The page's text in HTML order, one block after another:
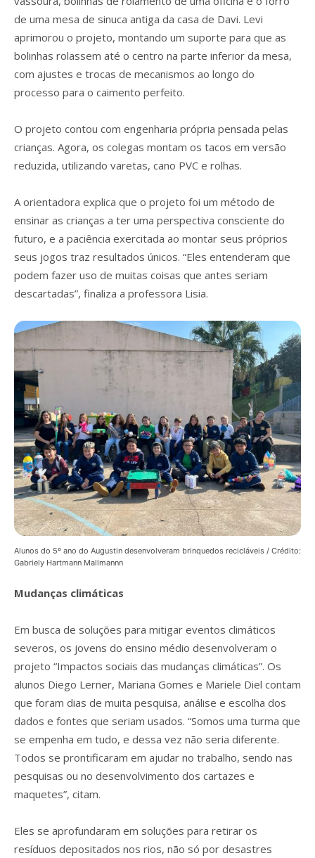
de uma mesa de sinuca antiga da casa de Davi. Levi
aprimorou o projeto, montando um suporte para que as
bolinhas rolassem até o centro na parte inferior da mesa,
com ajustes e trocas de mecanismos ao longo do
processo para o caimento perfeito.
O projeto contou com engenharia própria pensada pelas
crianças. Agora, os colegas montam os tacos em versão
reduzida, utilizando varetas, cano PVC e rolhas.
A orientadora explica que o projeto foi um método de
ensinar as crianças a ter uma perspectiva consciente do
futuro, e a paciência exercitada ao montar seus próprios
seus jogos traz resultados únicos. “Eles entenderam que
podem fazer uso de muitas coisas que antes seriam
descartadas”, finaliza a professora Lisia.
Alunos do 5º ano do Augustin desenvolveram brinquedos recicláveis / Crédito:
Gabriely Hartmann Mallmannn
Mudanças climáticas
Em busca de soluções para mitigar eventos climáticos
severos, os jovens do ensino médio desenvolveram o
projeto “Impactos sociais das mudanças climáticas”. Os
alunos Diego Lerner, Mariana Gomes e Mariele Diel contam
que foram dias de muita pesquisa, análise e escolha dos
dados e fontes que seriam usados. “Somos uma turma que
se empenha em tudo, e dessa vez não seria diferente.
Todos se prontificaram em ajudar no trabalho, sendo nas
pesquisas ou no desenvolvimento dos cartazes e
maquetes”, citam.
Eles se aprofundaram em soluções para retirar os
resíduos depositados nos rios, não só por desastres